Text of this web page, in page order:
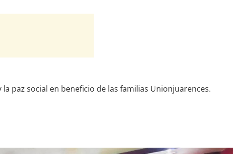
paz social en beneficio de las familias Unionjuarences.